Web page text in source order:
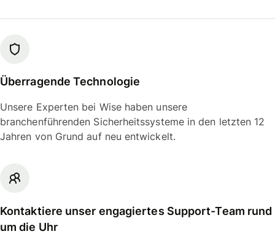
Überragende Technologie
Unsere Experten bei Wise haben unsere
branchenführenden Sicherheitssysteme in den letzten 12
Jahren von Grund auf neu entwickelt.
Kontaktiere unser engagiertes Support-Team rund
um die Uhr